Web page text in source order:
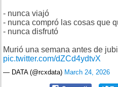
- nunca viajó
- nunca compró las cosas que
- nunca disfrutó
Murió una semana antes de
pic.twitter.com/dZCd4ydtvX
— DATA (@rcxdata) March 24, 2026